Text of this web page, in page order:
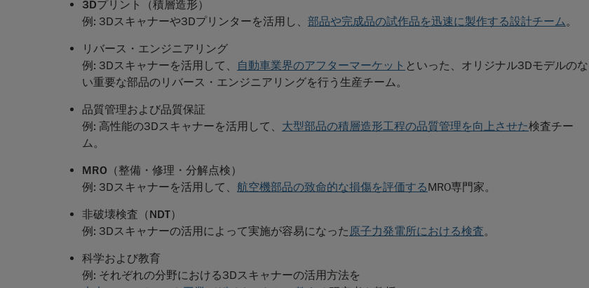
3Dプリント（積層造形）
例: 3Dスキャナーや3Dプリンターを活用し、 部品や完成品の試作品を迅速に製作する設計チーム。
リバース・エンジニアリング
例: 3Dスキャナーを活用して、 自動車業界のアフターマーケット といった、オリジナル3Dモデルのな
い重要な部品のリバース・エンジニアリングを行う生産チーム。
品質管理および品質保証
例: 高性能の3Dスキャナーを活用して、 大型部品の積層造形工程の品質管理を向上させた検査チー
ム。
MRO（整備・修理・分解点検）
例: 3Dスキャナーを活用して、 航空機部品の致命的な損傷を評価するMRO専門家。
非破壊検査（NDT）
例: 3Dスキャナーの活用によって実施が容易になった 原子力発電所における検査。
科学および教育
例: それぞれの分野における3Dスキャナーの活用方法を